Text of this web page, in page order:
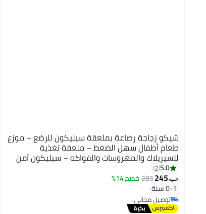
شيكو زجاجة رضاعة بملعقة سيليكون للرضع – موزع
طعام أطفال سهل الضغط – ملعقة تغذية
للسيريلاك والمهروسات والفواكه – سيليكون آمن
خالٍ من BPA
5.0
2
جنيه245
285خصم 14%
0-1 سنة
توصيل مجاني
توصيل مجاني